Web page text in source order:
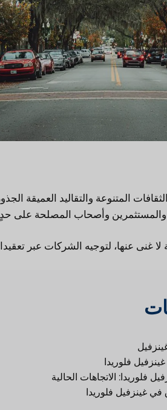
المتنوعة والتقاليد العميقة
وأصحاب المصلحة على
عنها، لتوجيه الشركات عبر
فلوريدا
فلوريدا: الاتجاهات الحالية
غينزفيل فلوريدا